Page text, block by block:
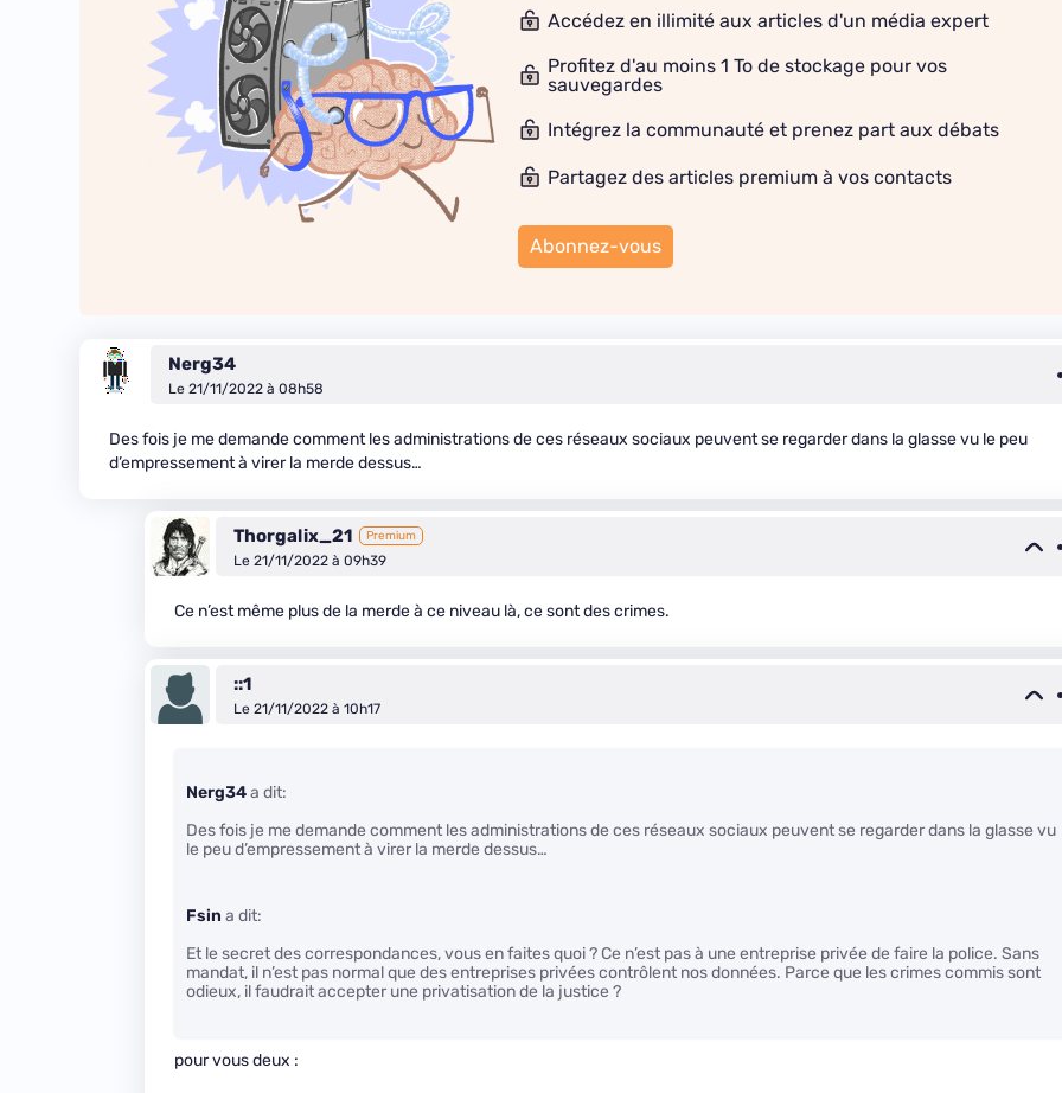
Accédez en illimité aux articles d'un média expert
Profitez d'au moins 1 To de stockage pour vos
sauvegardes
Intégrez la communauté et prenez part aux débats
Partagez des articles premium à vos contacts
Abonnez-vous
Nerg34
Le 21/11/2022 à 08h58
Des fois je me demande comment les administrations de ces réseaux sociaux peuvent se regarder dans la glasse vu le peu
d’empressement à virer la merde dessus…
Thorgalix_21 Premium
Le 21/11/2022 à 09h39
Ce n’est même plus de la merde à ce niveau là, ce sont des crimes.
::1
Le 21/11/2022 à 10h17
Nerg34a dit:
Des fois je me demande comment les administrations de ces réseaux sociaux peuvent se regarder dans la glasse vu
le peu d’empressement à virer la merde dessus…
Fsin a dit:
Et le secret des correspondances, vous en faites quoi ? Ce n’est pas à une entreprise privée de faire la police. Sans
mandat, il n’est pas normal que des entreprises privées contrôlent nos données. Parce que les crimes commis sont
odieux, il faudrait accepter une privatisation de la justice ?
pour vous deux :